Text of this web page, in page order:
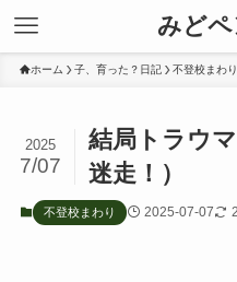
みど
ホーム 子、育った？日記 不登校まわり
結局トラウ
迷走！）
2025
7/07
不登校まわり 2025-07-07